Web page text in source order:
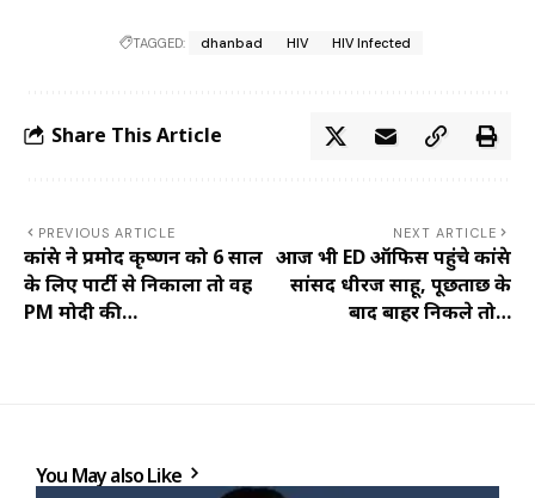
TAGGED: dhanbad HIV HIV Infected
Share This Article
PREVIOUS ARTICLE
कांग्रेस ने प्रमोद कृष्णन को 6 साल
के लिए पार्टी से निकाला तो वह
PM मोदी की…
NEXT ARTICLE
आज भी ED ऑफिस पहुंचे कांग्रेस
सांसद धीरज साहू, पूछताछ के
बाद बाहर निकले तो…
You May also Like